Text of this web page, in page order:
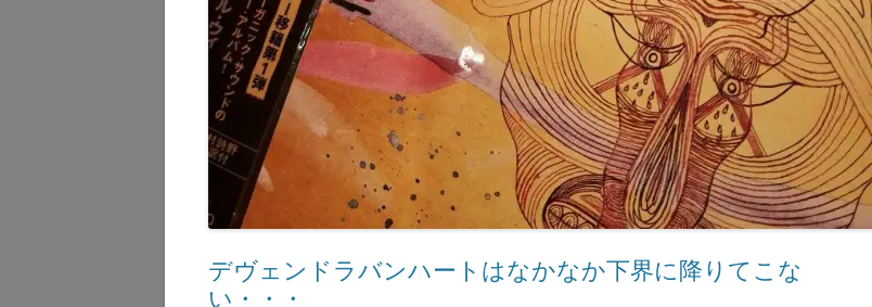
デヴェンドラバンハートはなかなか下界に降りてこな
い・・・